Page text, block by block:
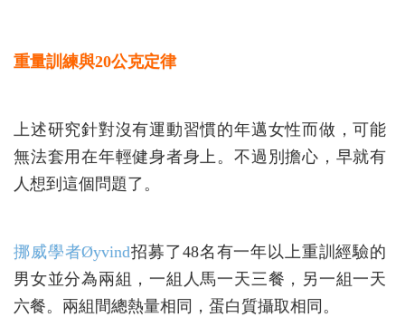
重量訓練與20公克定律
上述研究針對沒有運動習慣的年邁女性而做，可能
無法套用在年輕健身者身上。不過別擔心，早就有
人想到這個問題了。
挪威學者Øyvind招募了48名有一年以上重訓經驗的
男女並分為兩組，一組人馬一天三餐，另一組一天
六餐。兩組間總熱量相同，蛋白質攝取相同。